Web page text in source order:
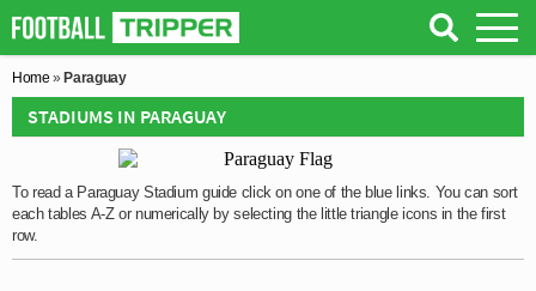
Home » Paraguay
STADIUMS IN PARAGUAY
To read a Paraguay Stadium guide click on one of the blue links. You can sort
each tables A-Z or numerically by selecting the little triangle icons in the first
row.